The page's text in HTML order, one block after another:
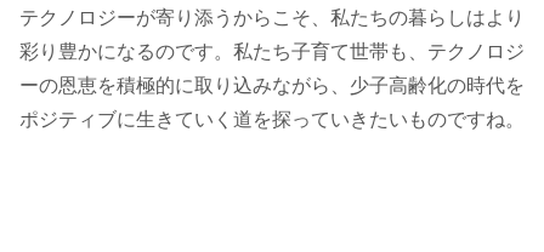
テクノロジーが寄り添うからこそ、私たちの暮らしはより
彩り豊かになるのです。私たち子育て世帯も、テクノロジ
ーの恩恵を積極的に取り込みながら、少子高齢化の時代を
ポジティブに生きていく道を探っていきたいものですね。